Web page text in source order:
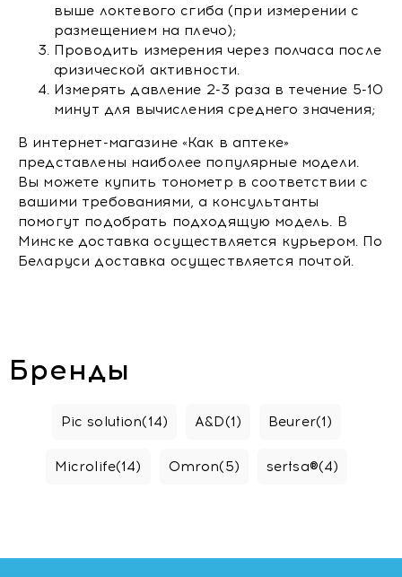
выше локтевого сгиба (при измерении с
размещением на плечо);
Проводить измерения через полчаса после
физической активности.
Измерять давление 2-3 раза в течение 5-10
минут для вычисления среднего значения;
В интернет-магазине «Как в аптеке»
представлены наиболее популярные модели.
Вы можете купить тонометр в соответствии с
вашими требованиями, а консультанты
помогут подобрать подходящую модель. В
Минске доставка осуществляется курьером. По
Беларуси доставка осуществляется почтой.
Бренды
Pic solution(14) A&D(1) Beurer(1)
Microlife(14) Omron(5) sertsa®(4)